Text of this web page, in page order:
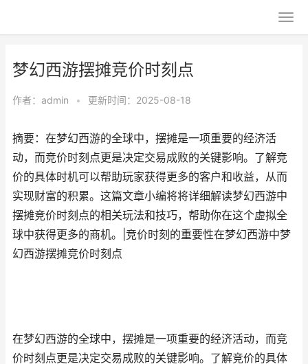
梦幻西游摆摊竞价时刻点
作者： admin • 更新时间：2025-08-18
摘要：在梦幻西游的全球中，摆摊是一项重要的经济活
动，而竞价时刻点更是决定交易成败的关键影响。了解竞
价的具体时机可以帮助玩家获得更多的客户和收益，从而
实现财富的积累。这篇文章小编将将详细解读梦幻西游中
摆摊竞价时刻点的相关玩法和技巧，帮助你在这个虚拟全
球中获得更多的商机。|竞价时刻的重要性在梦幻西游中梦
幻西游摆摊竞价时刻点
在梦幻西游的全球中，摆摊是一项重要的经济活动，而竞
价时刻点更是决定交易成败的关键影响。了解竞价的具体